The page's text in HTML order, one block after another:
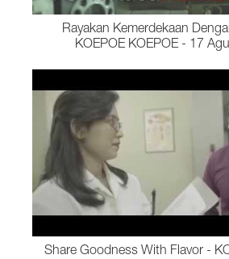
Rayakan Kemerdekaan
KOEPOE KOEPOE - 17
Share Goodness With Flavor -